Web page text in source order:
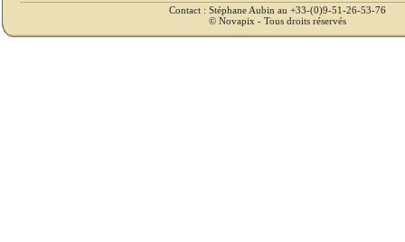
Contact : Stéphane Aubin au +33-(0)9-51-26-53-76
© Novapix - Tous droits réservés